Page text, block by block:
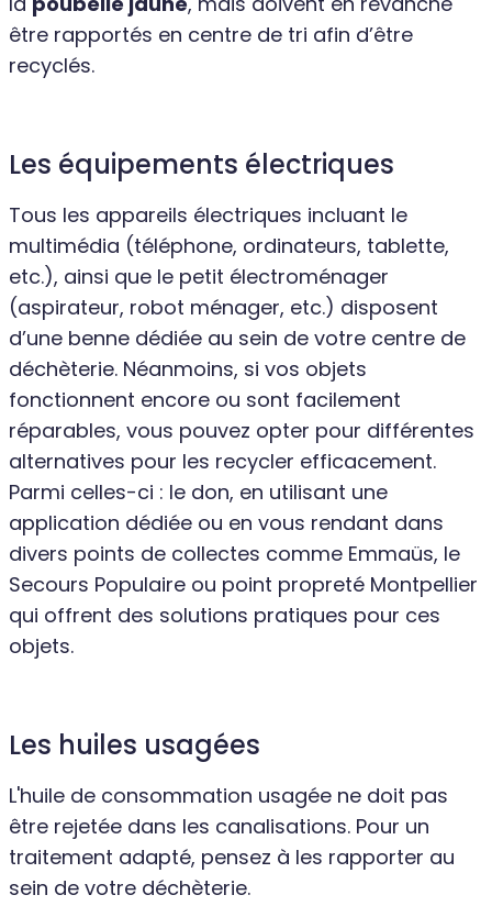
être rapportés en centre de tri afin d’être
recyclés.
Les équipements électriques
Tous les appareils électriques incluant le
multimédia (téléphone, ordinateurs, tablette,
etc.), ainsi que le petit électroménager
(aspirateur, robot ménager, etc.) disposent
d’une benne dédiée au sein de votre centre de
déchèterie. Néanmoins, si vos objets
fonctionnent encore ou sont facilement
réparables, vous pouvez opter pour différentes
alternatives pour les recycler efficacement.
Parmi celles-ci : le don, en utilisant une
application dédiée ou en vous rendant dans
divers points de collectes comme Emmaüs, le
Secours Populaire ou point propreté Montpellier
qui offrent des solutions pratiques pour ces
objets.
Les huiles usagées
L'huile de consommation usagée ne doit pas
être rejetée dans les canalisations. Pour un
traitement adapté, pensez à les rapporter au
sein de votre déchèterie.